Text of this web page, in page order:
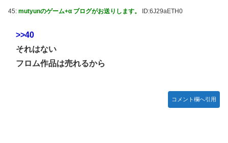
45: mutyunのゲーム+α ブログがお送りします。 ID:6J29aETH0
>>40
それはない
フロム作品は売れるから
コメント欄へ引用